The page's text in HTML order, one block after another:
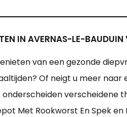
IN AVERNAS-LE-BAUDUIN
van een gezonde
Of neigt u meer
verscheidene
Met Rookworst En Spek